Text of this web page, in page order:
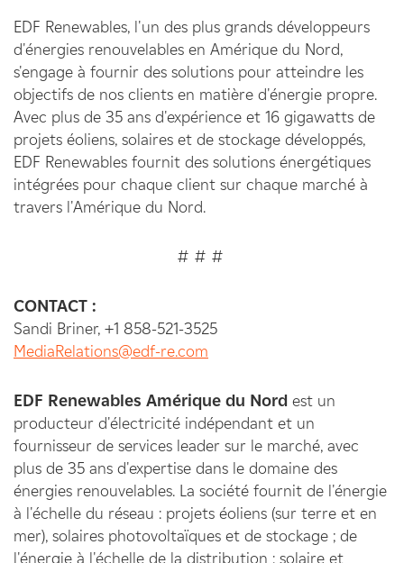
EDF Renewables, l'un des plus grands développeurs
d'énergies renouvelables en Amérique du Nord,
s'engage à fournir des solutions pour atteindre les
objectifs de nos clients en matière d'énergie propre.
Avec plus de 35 ans d'expérience et 16 gigawatts de
projets éoliens, solaires et de stockage développés,
EDF Renewables fournit des solutions énergétiques
intégrées pour chaque client sur chaque marché à
travers l'Amérique du Nord.
# # #
CONTACT :
Sandi Briner, +1 858-521-3525
MediaRelations@edf-re.com
EDF Renewables Amérique du Nord est un
producteur d'électricité indépendant et un
fournisseur de services leader sur le marché, avec
plus de 35 ans d'expertise dans le domaine des
énergies renouvelables. La société fournit de l'énergie
à l'échelle du réseau : projets éoliens (sur terre et en
mer), solaires photovoltaïques et de stockage ; de
l'énergie à l'échelle de la distribution : solaire et